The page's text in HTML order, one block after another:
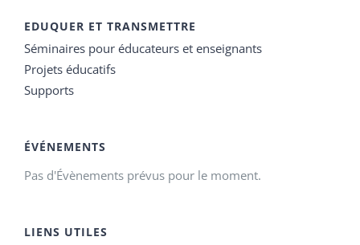
EDUQUER ET TRANSMETTRE
Séminaires pour éducateurs et enseignants
Projets éducatifs
Supports
ÉVÉNEMENTS
Pas d'Évènements prévus pour le moment.
LIENS UTILES